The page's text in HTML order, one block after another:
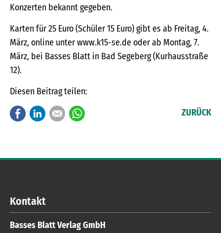
Konzerten bekannt gegeben.
Karten für 25 Euro (Schüler 15 Euro) gibt es ab Freitag, 4.
März, online unter www.k15-se.de oder ab Montag, 7.
März, bei Basses Blatt in Bad Segeberg (Kurhausstraße
12).
Diesen Beitrag teilen:
FacebookLinkedInE-mail ZURÜCK
Kontakt
Basses Blatt Verlag GmbH